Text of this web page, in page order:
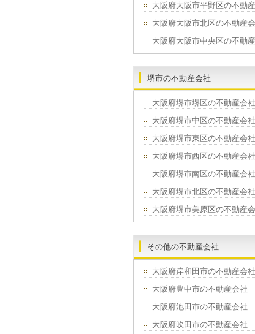
大阪府大阪市平野区の不動
大阪府大阪市北区の不動産
大阪府大阪市中央区の不動
堺市の不動産会社
大阪府堺市堺区の不動産会社
大阪府堺市中区の不動産会社
大阪府堺市東区の不動産会社
大阪府堺市西区の不動産会社
大阪府堺市南区の不動産会社
大阪府堺市北区の不動産会社
大阪府堺市美原区の不動産
その他の不動産会社
大阪府岸和田市の不動産会社
大阪府豊中市の不動産会社
大阪府池田市の不動産会社
大阪府吹田市の不動産会社